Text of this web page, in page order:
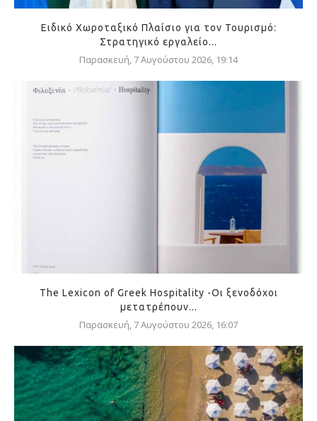
Ειδικό Χωροταξικό Πλαίσιο για τον Τουρισμό:
Στρατηγικό εργαλείο...
Παρασκευή, 7 Αυγούστου 2026, 19:14
The Lexicon of Greek Hospitality -Οι ξενοδόχοι
μετατρέπουν...
Παρασκευή, 7 Αυγούστου 2026, 16:07